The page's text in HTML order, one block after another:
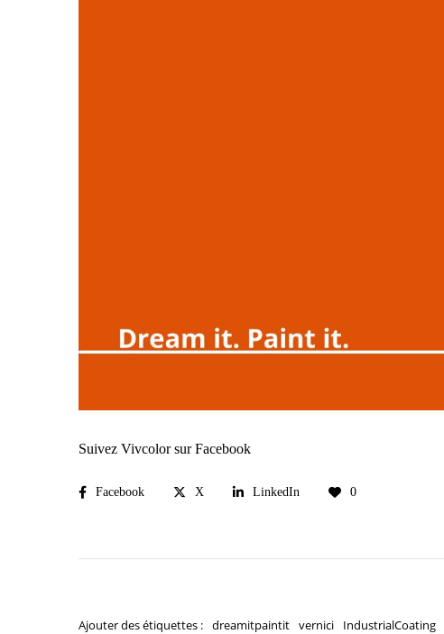
Suivez Vivcolor sur Facebook
Facebook X LinkedIn 0
Ajouter des étiquettes : dreamitpaintit vernici IndustrialCoating